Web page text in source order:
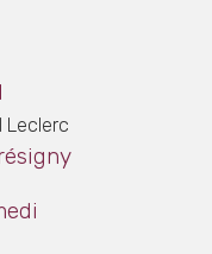
Leclerc